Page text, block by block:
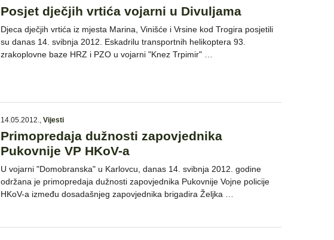
Posjet dječjih vrtića vojarni u Divuljama
Djeca dječjih vrtića iz mjesta Marina, Vinišće i Vrsine kod Trogira posjetili
su danas 14. svibnja 2012. Eskadrilu transportnih helikoptera 93.
zrakoplovne baze HRZ i PZO u vojarni "Knez Trpimir" …
14.05.2012., Vijesti
Primopredaja dužnosti zapovjednika
Pukovnije VP HKoV-a
U vojarni "Domobranska" u Karlovcu, danas 14. svibnja 2012. godine
održana je primopredaja dužnosti zapovjednika Pukovnije Vojne policije
HKoV-a između dosadašnjeg zapovjednika brigadira Željka …